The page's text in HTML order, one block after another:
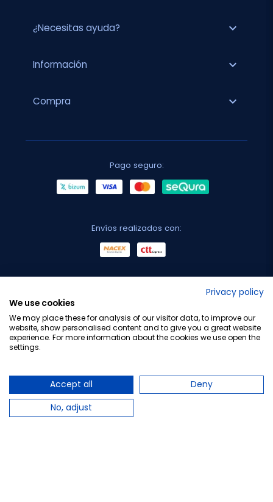
¿Necesitas ayuda? expand_more
Información expand_more
Compra expand_more
Pago seguro:
Envíos realizados con:
Privacy policy
We use cookies
We may place these for analysis of our visitor data, to improve our
website, show personalised content and to give you a great website
experience. For more information about the cookies we use open the
settings.
Accept all
Deny
No, adjust